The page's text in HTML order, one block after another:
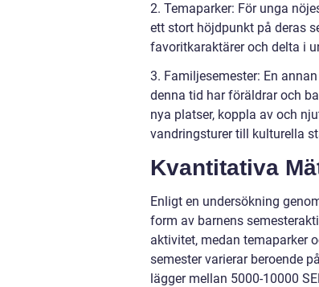
2. Temaparker: För unga
ett stort höjdpunkt på deras
favoritkaraktärer och delta i
3. Familjesemester: En
denna tid har föräldrar och
nya platser, koppla av och
vandringsturer till kulturella
Kvantitativa
Enligt en undersökning
form av barnens
aktivitet, medan temaparker
semester varierar beroende
lägger mellan 5000-10000